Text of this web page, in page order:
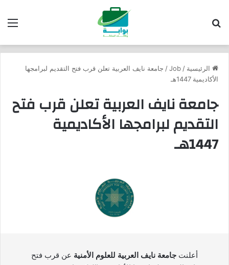
الرئيسية /
Job
/ جامعة نايف العربية تعلن قرب فتح التقديم لبرامجها
الأكاديمية 1447هـ
جامعة نايف العربية تعلن قرب فتح
التقديم لبرامجها الأكاديمية
1447هـ
أعلنت جامعة نايف العربية للعلوم الأمنية عن قرب فتح